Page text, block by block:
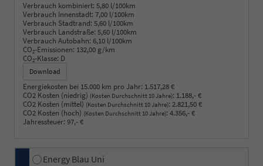
Verbrauch kombiniert: 5,80 l/100km
Verbrauch Innenstadt: 7,00 l/100km
Verbrauch Stadtrand: 5,60 l/100km
Verbrauch Landstraße: 5,60 l/100km
Verbrauch Autobahn: 6,10 l/100km
CO2-Emissionen: 132,00 g/km
CO2-Klasse: D
Download
Energiekosten bei 15.000 km pro Jahr: 1.517,28 €
CO2 Kosten (niedrig) (Kosten Durchschnitt 10 Jahre): 1.188,- €
CO2 Kosten (mittel) (Kosten Durchschnitt 10 Jahre): 2.821,50 €
CO2 Kosten (hoch) (Kosten Durchschnitt 10 Jahre): 4.356,- €
Jahressteuer: 97,- €
Energy Blau Uni